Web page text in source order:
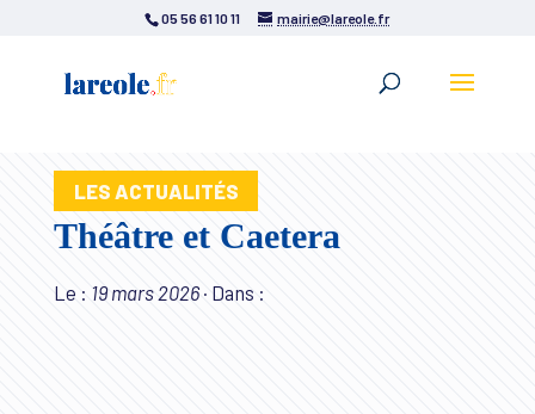
05 56 61 10 11 mairie@lareole.fr
LES ACTUALITÉS
Théâtre et Caetera
Le : 19 mars 2026· Dans :